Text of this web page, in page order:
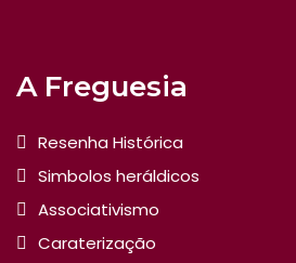
A Freguesia
Resenha Histórica
Simbolos heráldicos
Associativismo
Caraterização